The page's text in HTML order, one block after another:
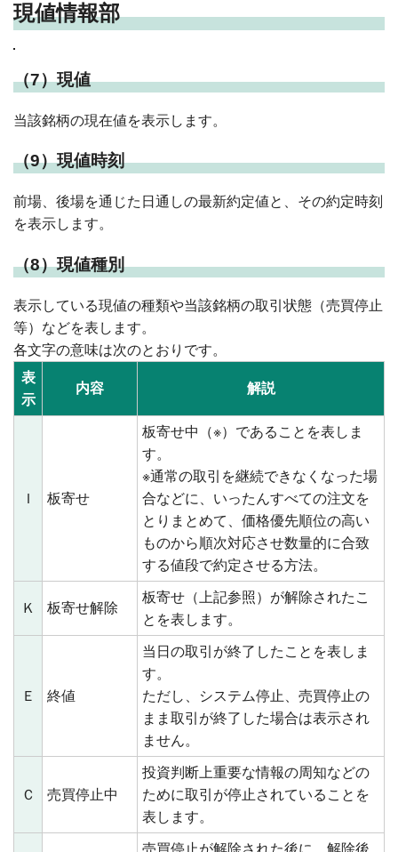
現値情報部
（7）現値
当該銘柄の現在値を表示します。
（9）現値時刻
前場、後場を通じた日通しの最新約定値と、その約定時刻
を表示します。
（8）現値種別
表示している現値の種類や当該銘柄の取引状態（売買停止
等）などを表します。
各文字の意味は次のとおりです。
表
示
内容 解説
Ｉ 板寄せ
板寄せ中（※）であることを表しま
す。
※通常の取引を継続できなくなった場
合などに、いったんすべての注文を
とりまとめて、価格優先順位の高い
ものから順次対応させ数量的に合致
する値段で約定させる方法。
Ｋ 板寄せ解除
板寄せ（上記参照）が解除されたこ
とを表します。
Ｅ 終値
当日の取引が終了したことを表しま
す。
ただし、システム停止、売買停止の
まま取引が終了した場合は表示され
ません。
Ｃ 売買停止中
投資判断上重要な情報の周知などの
ために取引が停止されていることを
表します。
売買停止が解除された後に、解除後